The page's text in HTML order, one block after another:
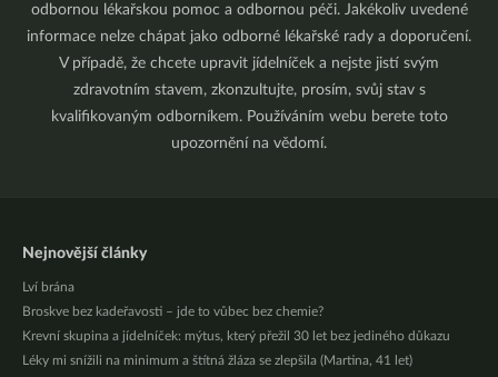
odbornou lékařskou pomoc a odbornou péči. Jakékoliv uvedené
informace nelze chápat jako odborné lékařské rady a doporučení.
V případě, že chcete upravit jídelníček a nejste jistí svým
zdravotním stavem, zkonzultujte, prosím, svůj stav s
kvalifikovaným odborníkem. Používáním webu berete toto
upozornění na vědomí.
Nejnovější články
Lví brána
Broskve bez kadeřavosti – jde to vůbec bez chemie?
Krevní skupina a jídelníček: mýtus, který přežil 30 let bez jediného důkazu
Léky mi snížili na minimum a štítná žláza se zlepšila (Martina, 41 let)